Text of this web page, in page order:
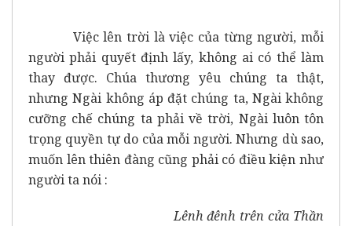
Việc lên trời là việc của từng người, mỗi
người phải quyết định lấy, không ai có thể làm
thay được. Chúa thương yêu chúng ta thật,
nhưng Ngài không áp đặt chúng ta, Ngài không
cưỡng chế chúng ta phải về trời, Ngài luôn tôn
trọng quyền tự do của mỗi người. Nhưng dù sao,
muốn lên thiên đàng cũng phải có điều kiện như
người ta nói :
Lênh đênh trên cửa Thần